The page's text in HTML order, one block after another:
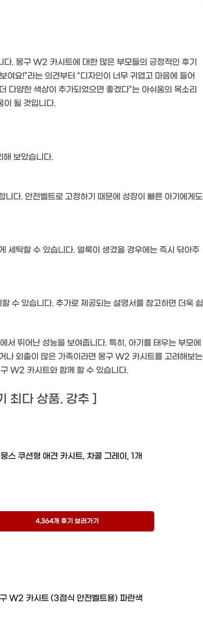
. 몽구 W2 카시트에 대한 많은 부모들의 긍정적인 후기
여요!”라는 의견부터 “디자인이 너무 귀엽고 마음에 들어
다양한 색상이 추가되었으면 좋겠다”는 아쉬움의 목소리
이 될 것입니다.
보았습니다.
다. 안전벨트로 고정하기 때문에 성장이 빠른 아기에게도
세탁할 수 있습니다. 얼룩이 생겼을 경우에는 즉시 닦아주
수 있습니다. 추가로 제공되는 설명서를 참고하면 더욱 쉽
뛰어난 성능을 보여줍니다. 특히, 아기를 태우는 부모에
나 외출이 많은 가족이라면 몽구 W2 카시트를 고려해보는
W2 카시트와 함께 할 수 있습니다.
최다 상품. 강추 ]
스 쿠션형 애견 카시트, 차콜 그레이, 1개
4,364개 후기 보러가기
W2 카시트 (3점식 안전벨트용) 파란색